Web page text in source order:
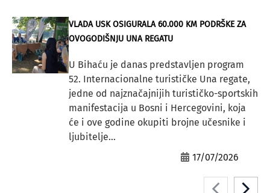
VLADA USK OSIGURALA 60.000 KM PODRŠKE ZA
OVOGODIŠNJU UNA REGATU
U Bihaću je danas predstavljen program
52. Internacionalne turističke Una regate,
jedne od najznačajnijih turističko-sportskih
manifestacija u Bosni i Hercegovini, koja
će i ove godine okupiti brojne učesnike i
ljubitelje...
17/07/2026